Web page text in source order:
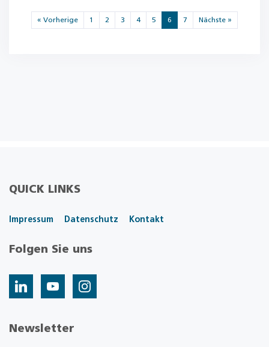
« Vorherige 1 2 3 4 5 6 7 Nächste »
QUICK LINKS
Impressum Datenschutz Kontakt
Folgen Sie uns
Newsletter